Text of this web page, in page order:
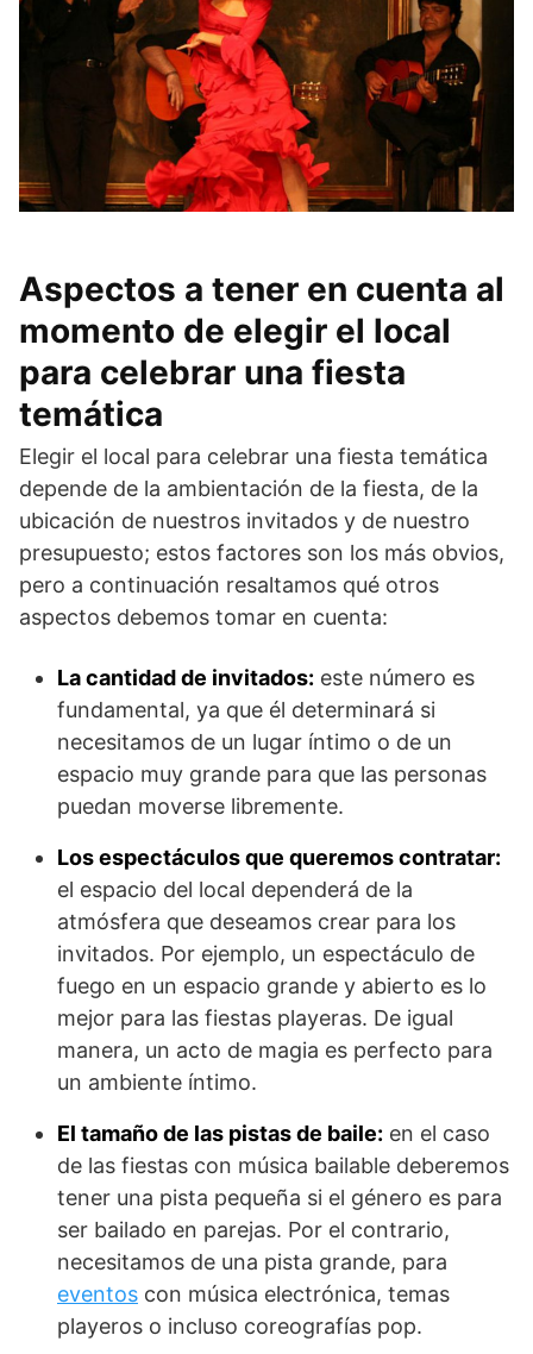
Aspectos a tener en cuenta al
momento de elegir el local
para celebrar una fiesta
temática
Elegir el local para celebrar una fiesta temática
depende de la ambientación de la fiesta, de la
ubicación de nuestros invitados y de nuestro
presupuesto; estos factores son los más obvios,
pero a continuación resaltamos qué otros
aspectos debemos tomar en cuenta:
La cantidad de invitados: este número es
fundamental, ya que él determinará si
necesitamos de un lugar íntimo o de un
espacio muy grande para que las personas
puedan moverse libremente.
Los espectáculos que queremos contratar:
el espacio del local dependerá de la
atmósfera que deseamos crear para los
invitados. Por ejemplo, un espectáculo de
fuego en un espacio grande y abierto es lo
mejor para las fiestas playeras. De igual
manera, un acto de magia es perfecto para
un ambiente íntimo.
El tamaño de las pistas de baile: en el caso
de las fiestas con música bailable deberemos
tener una pista pequeña si el género es para
ser bailado en parejas. Por el contrario,
necesitamos de una pista grande, para
eventos con música electrónica, temas
playeros o incluso coreografías pop.